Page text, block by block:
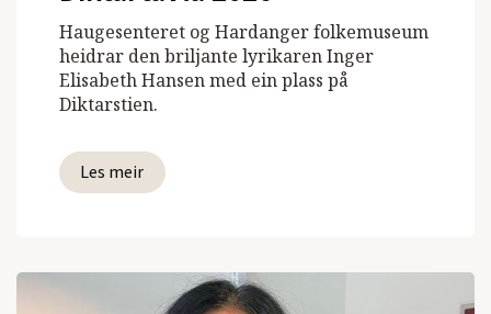
Haugesenteret og Hardanger folkemuseum
heidrar den briljante lyrikaren Inger
Elisabeth Hansen med ein plass på
Diktarstien.
Les meir